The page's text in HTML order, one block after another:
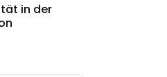
in der